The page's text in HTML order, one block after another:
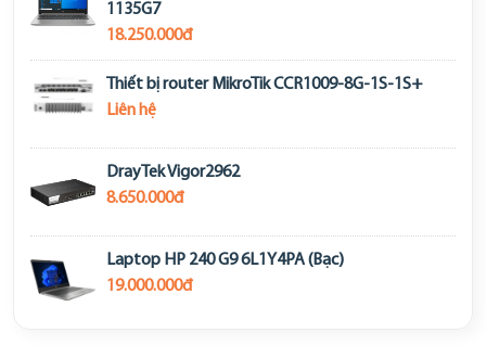
1135G7
18.250.000đ
Thiết bị router MikroTik CCR1009-8G-1S-1S+
Liên hệ
DrayTek Vigor2962
8.650.000đ
Laptop HP 240 G9 6L1Y4PA (Bạc)
19.000.000đ